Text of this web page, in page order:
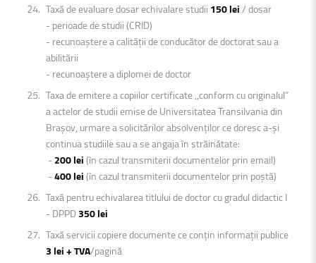
Taxă de evaluare dosar echivalare studii 150 lei/ dosar
- perioade de studii (CRID)
- recunoaștere a calității de conducător de doctorat sau a
abilitării
- recunoaștere a diplomei de doctor
Taxa de emitere a copiilor certificate ,,conform cu originalul”
a actelor de studii emise de Universitatea Transilvania din
Braşov, urmare a solicitărilor absolvenților ce doresc a-şi
continua studiile sau a se angaja în străinătate:
-200 lei(în cazul transmiterii documentelor prin email)
-400 lei(în cazul transmiterii documentelor prin poștă)
Taxă pentru echivalarea titlului de doctor cu gradul didactic I
- DPPD350 lei
Taxă servicii copiere documente ce conțin informații publice
3 lei + TVA/pagină